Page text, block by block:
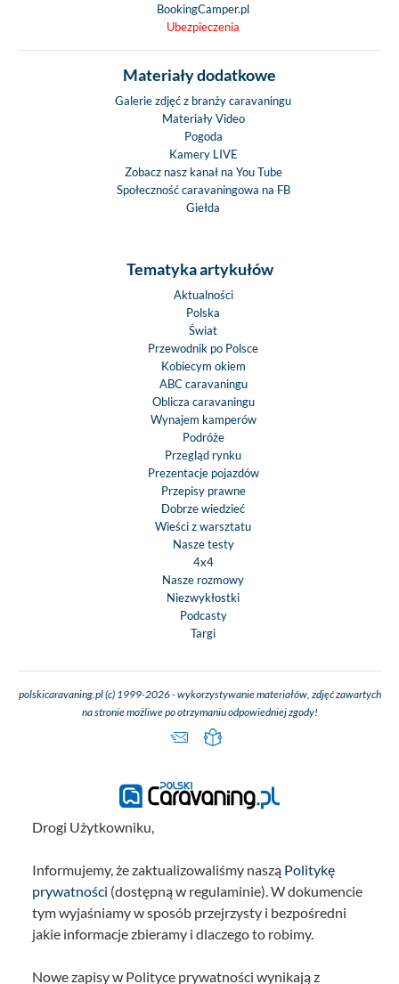
BookingCamper.pl
Ubezpieczenia
Materiały dodatkowe
Galerie zdjęć z branży caravaningu
Materiały Video
Pogoda
Kamery LIVE
Zobacz nasz kanał na You Tube
Społeczność caravaningowa na FB
Giełda
Tematyka artykułów
Aktualności
Polska
Świat
Przewodnik po Polsce
Kobiecym okiem
ABC caravaningu
Oblicza caravaningu
Wynajem kamperów
Podróże
Przegląd rynku
Prezentacje pojazdów
Przepisy prawne
Dobrze wiedzieć
Wieści z warsztatu
Nasze testy
4x4
Nasze rozmowy
Niezwykłostki
Podcasty
Targi
polskicaravaning.pl (c) 1999-2026 - wykorzystywanie materiałów, zdjęć zawartych
na stronie możliwe po otrzymaniu odpowiedniej zgody!
Drogi Użytkowniku,
Informujemy, że zaktualizowaliśmy naszą Politykę
prywatności (dostępną w regulaminie). W dokumencie
tym wyjaśniamy w sposób przejrzysty i bezpośredni
jakie informacje zbieramy i dlaczego to robimy.
Nowe zapisy w Polityce prywatności wynikają z